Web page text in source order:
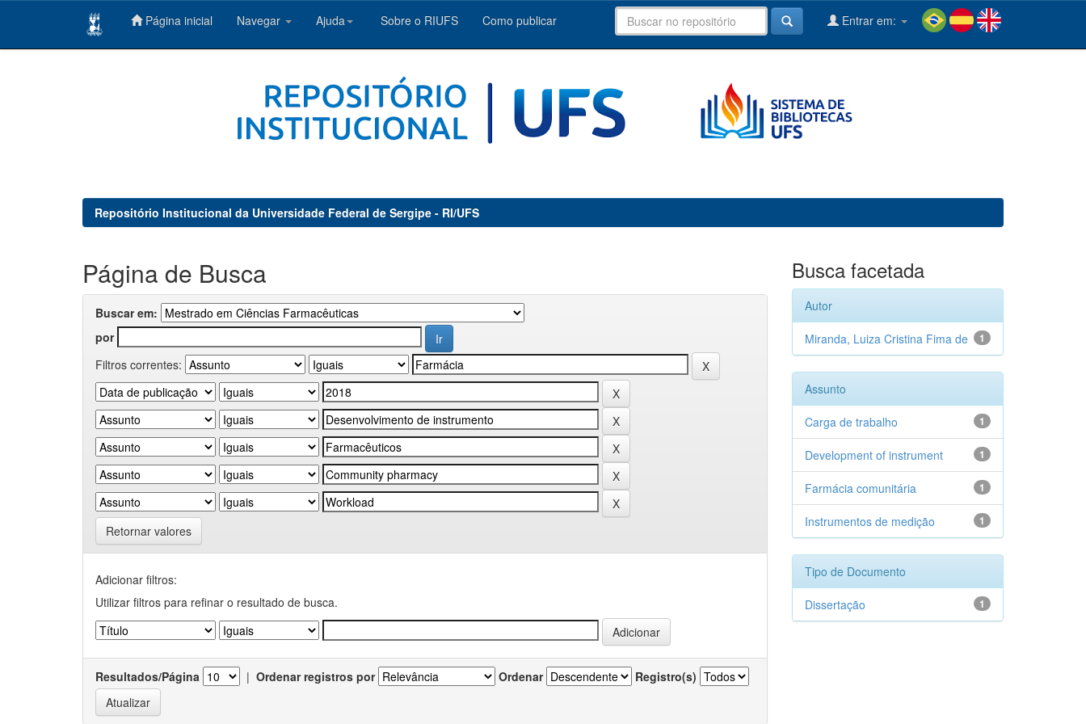
Página inicial Navegar Ajuda Sobre o RIUFS Como publicar Entrar em:
Repositório Institucional da Universidade Federal de Sergipe - RI/UFS
Página de Busca
Buscar em:
por
Filtros correntes:
Retornar valores
Adicionar filtros:
Utilizar filtros para refinar o resultado de busca.
Resultados/Página | Ordenar registros por Ordenar Registro(s)
Busca facetada
Autor
1
Miranda, Luiza Cristina Fima de
Assunto
1
Carga de trabalho
1
Development of instrument
1
Farmácia comunitária
1
Instrumentos de medição
Tipo de Documento
1
Dissertação